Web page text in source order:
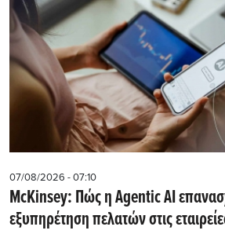
07/08/2026 - 07:10
McKinsey: Πώς η Agentic AI
εξυπηρέτηση πελατών στις